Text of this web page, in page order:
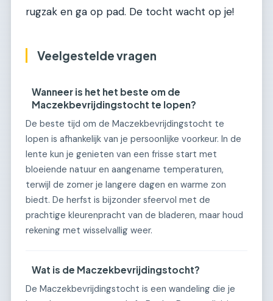
rugzak en ga op pad. De tocht wacht op je!
Veelgestelde vragen
Wanneer is het het beste om de
Maczekbevrijdingstocht te lopen?
De beste tijd om de Maczekbevrijdingstocht te
lopen is afhankelijk van je persoonlijke voorkeur. In de
lente kun je genieten van een frisse start met
bloeiende natuur en aangename temperaturen,
terwijl de zomer je langere dagen en warme zon
biedt. De herfst is bijzonder sfeervol met de
prachtige kleurenpracht van de bladeren, maar houd
rekening met wisselvallig weer.
Wat is de Maczekbevrijdingstocht?
De Maczekbevrijdingstocht is een wandeling die je